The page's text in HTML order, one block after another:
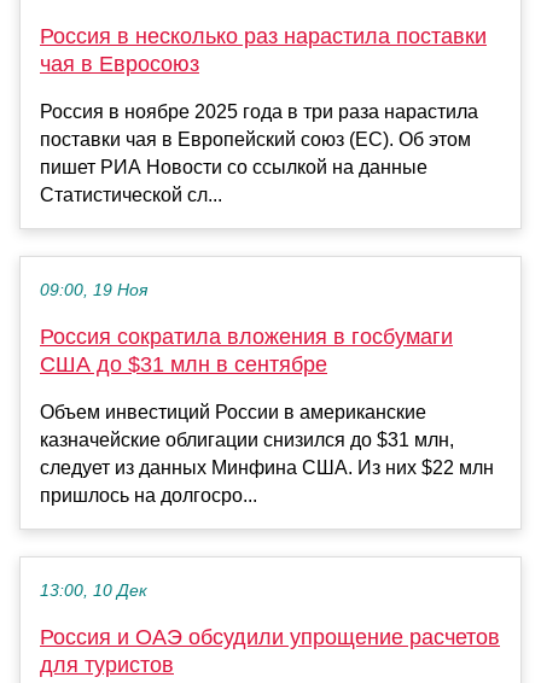
Россия в несколько раз нарастила поставки
чая в Евросоюз
Россия в ноябре 2025 года в три раза нарастила
поставки чая в Европейский союз (ЕС). Об этом
пишет РИА Новости со ссылкой на данные
Статистической сл...
09:00, 19 Ноя
Россия сократила вложения в госбумаги
США до $31 млн в сентябре
Объем инвестиций России в американские
казначейские облигации снизился до $31 млн,
следует из данных Минфина США. Из них $22 млн
пришлось на долгосро...
13:00, 10 Дек
Россия и ОАЭ обсудили упрощение расчетов
для туристов